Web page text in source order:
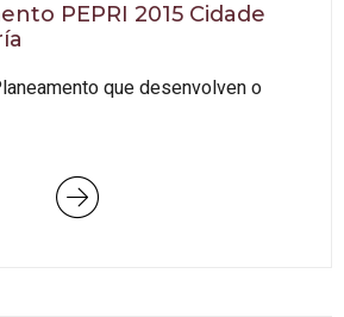
PEPRI 2015 Cidade
que desenvolven o